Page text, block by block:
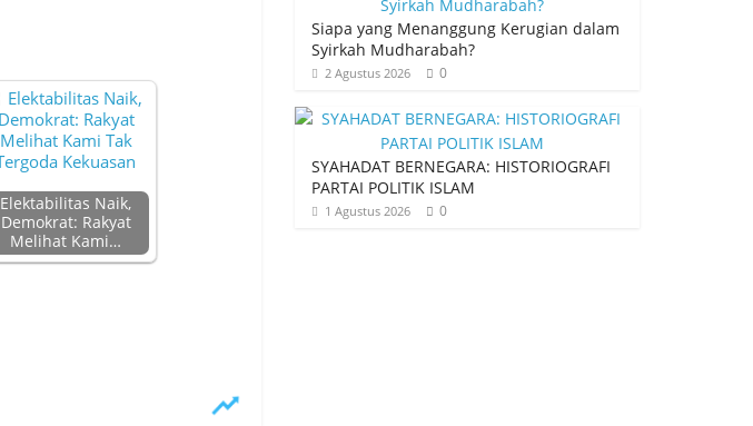
Elektabilitas Naik,
Demokrat: Rakyat
Melihat Kami…
Siapa yang Menanggung Kerugian dalam
Syirkah Mudharabah?
2 Agustus 2026 0
SYAHADAT BERNEGARA: HISTORIOGRAFI
PARTAI POLITIK ISLAM
1 Agustus 2026 0